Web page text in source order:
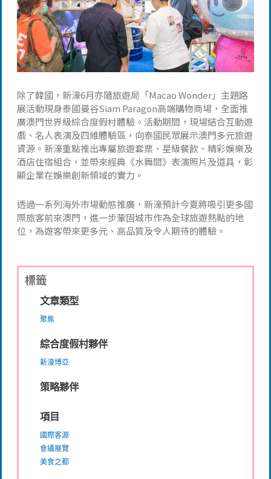
除了韓國，新濠6月亦隨旅遊局「Macao Wonder」主題路
展活動現身泰國曼谷Siam Paragon高端購物商場，全面推
廣澳門世界級綜合度假村體驗。活動期間，現場結合互動遊
戲、名人表演及四維體驗區，向泰國民眾展示澳門多元旅遊
資源。新濠重點推出專屬旅遊套票、星級餐飲、精彩娛樂及
酒店住宿組合，並帶來經典《水舞間》表演照片及道具，彰
顯企業在娛樂創新領域的實力。
透過一系列海外市場動態推廣，新濠預計今夏將吸引更多國
際旅客前來澳門，進一步鞏固城市作為全球旅遊熱點的地
位，為遊客帶來更多元、高品質及令人期待的體驗。
標籤
文章類型
聚焦
綜合度假村夥伴
新濠博亞
策略夥伴
項目
國際客源
會議展覽
美食之都